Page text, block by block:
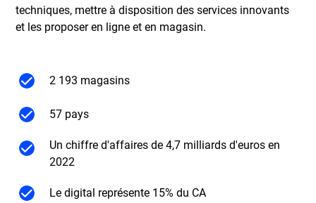
techniques, mettre à disposition des services innovants
et les proposer en ligne et en magasin.
2 193 magasins
57 pays
Un chiffre d'affaires de 4,7 milliards d'euros en
2022
Le digital représente 15% du CA